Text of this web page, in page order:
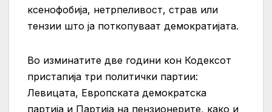
ксенофобија, нетрпеливост, страв или
тензии што ја поткопуваат демократијата.
Во изминатите две години кон Кодексот
пристапија три политички партии:
Левицата, Европската демократска
партија и Партија на пензионерите, како и